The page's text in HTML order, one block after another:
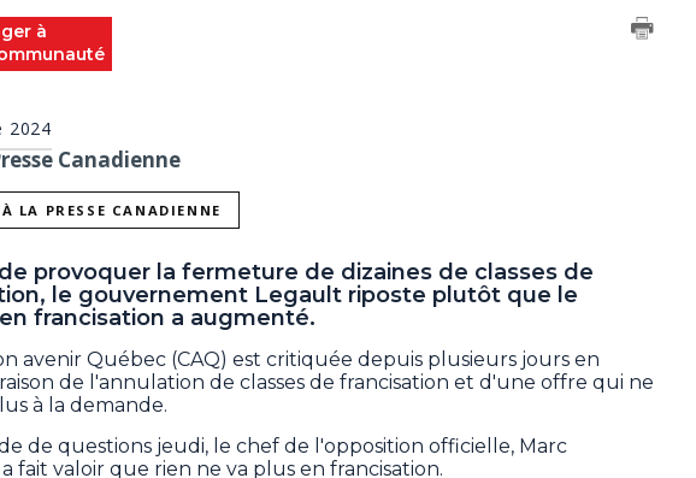
à
2024
Canadienne
LA PRESSE CANADIENNE
provoquer la fermeture de dizaines de classes de
le gouvernement Legault riposte plutôt que le
francisation a augmenté.
avenir Québec (CAQ) est critiquée depuis plusieurs jours en
de l'annulation de classes de francisation et d'une offre qui ne
à la demande.
de questions jeudi, le chef de l'opposition officielle, Marc
fait valoir que rien ne va plus en francisation.